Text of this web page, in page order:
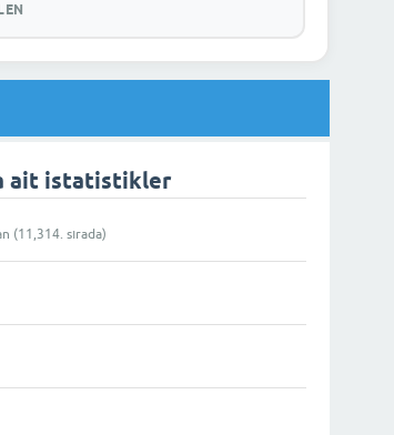
ait istatistikler
(11,314. sırada)